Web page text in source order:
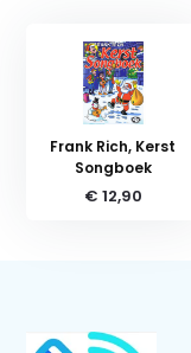
Frank Rich, Kerst
Songboek
€ 12,90